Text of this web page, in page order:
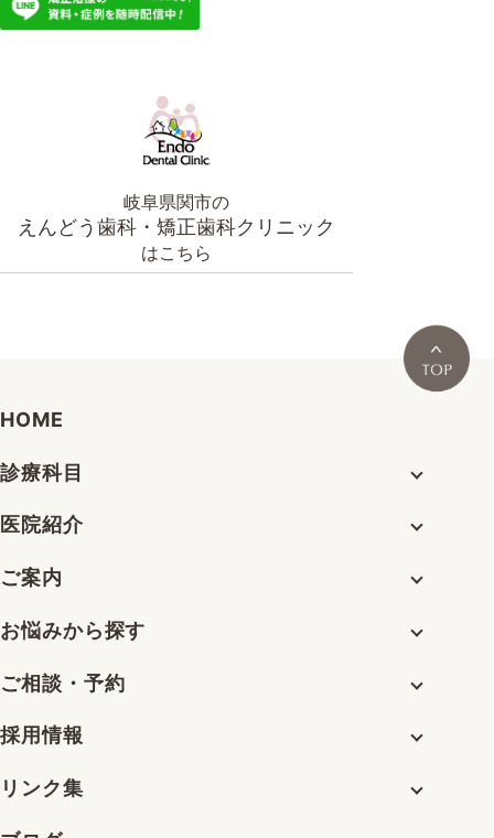
岐阜県関市の
えんどう歯科・矯正歯科クリニック
はこちら
HOME
診療科目
医院紹介
ご案内
お悩みから探す
ご相談・予約
採用情報
リンク集